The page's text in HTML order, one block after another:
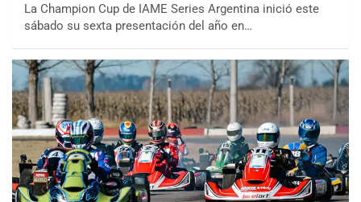
La Champion Cup de IAME Series Argentina inició este
sábado su sexta presentación del año en…